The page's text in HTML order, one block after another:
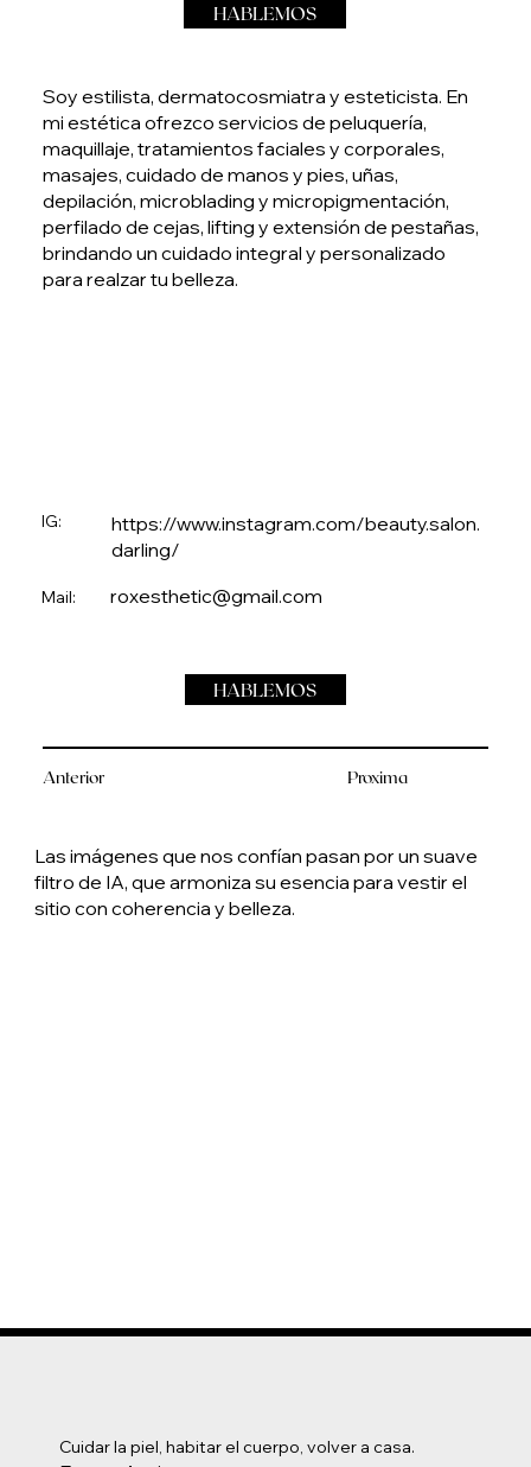
HABLEMOS
Anterior Proxima
Soy estilista, dermatocosmiatra y esteticista. En
mi estética ofrezco servicios de peluquería,
maquillaje, tratamientos faciales y corporales,
masajes, cuidado de manos y pies, uñas,
depilación, microblading y micropigmentación,
perfilado de cejas, lifting y extensión de pestañas,
brindando un cuidado integral y personalizado
para realzar tu belleza.
IG:
https://www.instagram.com/beauty.salon.
darling/
Mail: roxesthetic@gmail.com
HABLEMOS
Las imágenes que nos confían pasan por un suave
filtro de IA, que armoniza su esencia para vestir el
sitio con coherencia y belleza.
Cuidar la piel, habitar el cuerpo, volver a casa.